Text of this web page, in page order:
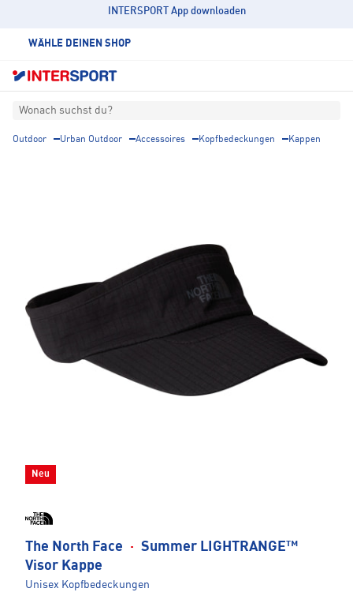
INTERSPORT App downloaden
WÄHLE DEINEN SHOP
Wonach suchst du?
Outdoor Urban Outdoor Accessoires Kopfbedeckungen Kappen
Neu
The North Face · Summer LIGHTRANGE™
Visor Kappe
Unisex Kopfbedeckungen